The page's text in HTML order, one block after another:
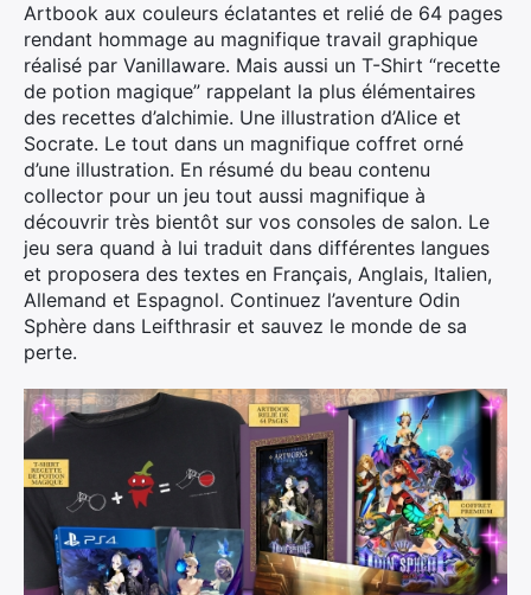
Artbook aux couleurs éclatantes et relié de 64 pages
rendant hommage au magnifique travail graphique
réalisé par Vanillaware. Mais aussi un T-Shirt “recette
de potion magique” rappelant la plus élémentaires
des recettes d’alchimie. Une illustration d’Alice et
Socrate. Le tout dans un magnifique coffret orné
d’une illustration. En résumé du beau contenu
collector pour un jeu tout aussi magnifique à
découvrir très bientôt sur vos consoles de salon. Le
jeu sera quand à lui traduit dans différentes langues
et proposera des textes en Français, Anglais, Italien,
Allemand et Espagnol. Continuez l’aventure Odin
Sphère dans Leifthrasir et sauvez le monde de sa
perte.